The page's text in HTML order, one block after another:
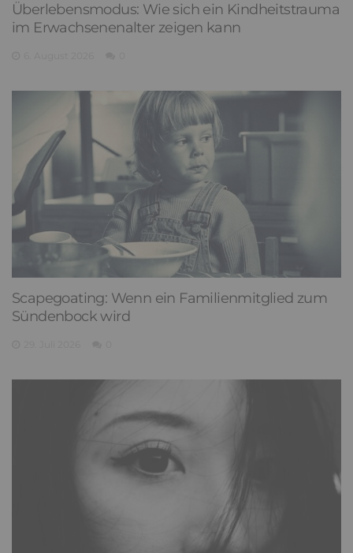
Überlebensmodus: Wie sich ein Kindheitstrauma
im Erwachsenenalter zeigen kann
Scapegoating: Wenn ein Familienmitglied zum
Sündenbock wird